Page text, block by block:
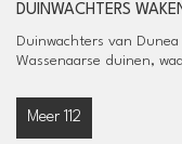
DUINWACHTERS
Duinwachters van
Wassenaarse duinen,
Meer 112